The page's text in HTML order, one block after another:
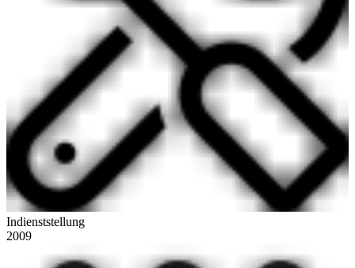
Indienststellung
2009